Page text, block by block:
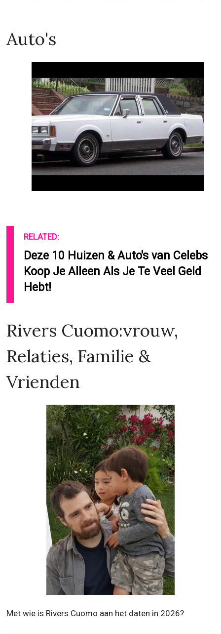
Auto's
RELATED:
Deze 10 Huizen & Auto's van Celebs
Koop Je Alleen Als Je Te Veel Geld
Hebt!
Rivers Cuomo:vrouw,
Relaties, Familie &
Vrienden
Met wie is Rivers Cuomo aan het daten in 2026?